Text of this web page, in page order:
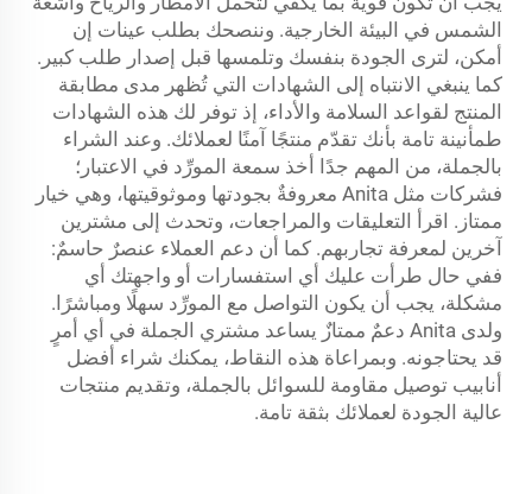
الشمس في البيئة الخارجية. وننصحك بطلب عينات إن
أمكن، لترى الجودة بنفسك وتلمسها قبل إصدار طلب كبير.
كما ينبغي الانتباه إلى الشهادات التي تُظهر مدى مطابقة
المنتج لقواعد السلامة والأداء، إذ توفر لك هذه الشهادات
طمأنينة تامة بأنك تقدّم منتجًا آمنًا لعملائك. وعند الشراء
بالجملة، من المهم جدًا أخذ سمعة المورِّد في الاعتبار؛
فشركات مثل Anita معروفةٌ بجودتها وموثوقيتها، وهي خيار
ممتاز. اقرأ التعليقات والمراجعات، وتحدث إلى مشترين
آخرين لمعرفة تجاربهم. كما أن دعم العملاء عنصرٌ حاسمٌ:
ففي حال طرأت عليك أي استفسارات أو واجهتك أي
مشكلة، يجب أن يكون التواصل مع المورِّد سهلًا ومباشرًا.
ولدى Anita دعمٌ ممتازٌ يساعد مشتري الجملة في أي أمرٍ
قد يحتاجونه. وبمراعاة هذه النقاط، يمكنك شراء أفضل
أنابيب توصيل مقاومة للسوائل بالجملة، وتقديم منتجات
عالية الجودة لعملائك بثقة تامة.